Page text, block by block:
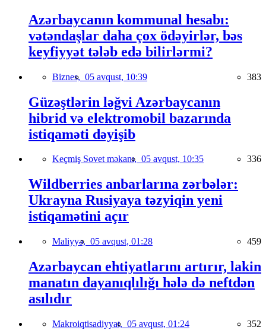
Azərbaycanın kommunal hesabı:
vətəndaşlar daha çox ödəyirlər, bəs
keyfiyyət tələb edə bilirlərmi?
Biznes, 05 avqust, 10:39 383
Güzəştlərin ləğvi Azərbaycanın
hibrid və elektromobil bazarında
istiqaməti dəyişib
Keçmiş Sovet məkanı, 05 avqust, 10:35 336
Wildberries anbarlarına zərbələr:
Ukrayna Rusiyaya təzyiqin yeni
istiqamətini açır
Maliyyə, 05 avqust, 01:28 459
Azərbaycan ehtiyatlarını artırır, lakin
manatın dayanıqlılığı hələ də neftdən
asılıdır
Makroiqtisadiyyat, 05 avqust, 01:24 352